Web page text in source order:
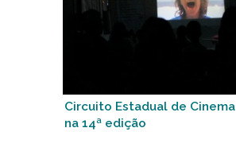
Circuito Estadual de Cinema
na 14ª edição